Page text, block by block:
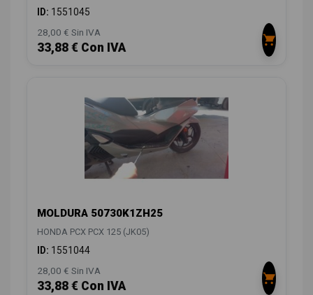
ID: 1551045
28,00 € Sin IVA
33,88 € Con IVA
MOLDURA 50730K1ZH25
HONDA PCX PCX 125 (JK05)
ID: 1551044
28,00 € Sin IVA
33,88 € Con IVA